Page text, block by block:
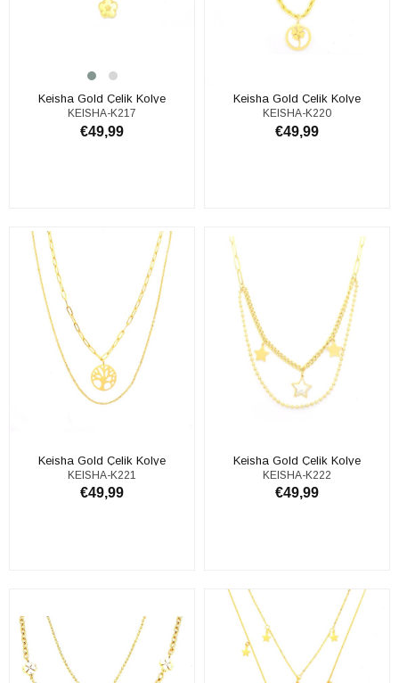
Keisha Gold Çelik Kolye
KEISHA-K217
€49,99
Keisha Gold Çelik Kolye
KEISHA-K220
€49,99
Keisha Gold Çelik Kolye
KEISHA-K221
€49,99
Keisha Gold Çelik Kolye
KEISHA-K222
€49,99